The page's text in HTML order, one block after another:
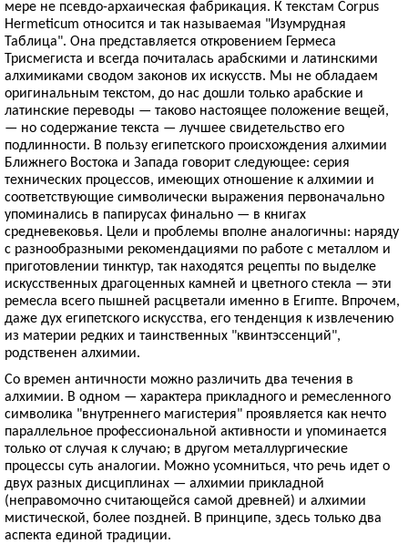
мере не псевдо-архаическая фабрикация. К текстам Corpus
Hermeticum относится и так называемая "Изумрудная
Таблица". Она представляется откровением Гермеса
Трисмегиста и всегда почиталась арабскими и латинскими
алхимиками сводом законов их искусств. Мы не обладаем
оригинальным текстом, до нас дошли только арабские и
латинские переводы — таково настоящее положение вещей,
— но содержание текста — лучшее свидетельство его
подлинности. В пользу египетского происхождения алхимии
Ближнего Востока и Запада говорит следующее: серия
технических процессов, имеющих отношение к алхимии и
соответствующие символически выражения первоначально
упоминались в папирусах финально — в книгах
средневековья. Цели и проблемы вполне аналогичны: наряду
с разнообразными рекомендациями по работе с металлом и
приготовлении тинктур, так находятся рецепты по выделке
искусственных драгоценных камней и цветного стекла — эти
ремесла всего пышней расцветали именно в Египте. Впрочем,
даже дух египетского искусства, его тенденция к извлечению
из материи редких и таинственных "квинтэссенций",
родственен алхимии.
Со времен античности можно различить два течения в
алхимии. В одном — характера прикладного и ремесленного
символика "внутреннего магистерия" проявляется как нечто
параллельное профессиональной активности и упоминается
только от случая к случаю; в другом металлургические
процессы суть аналогии. Можно усомниться, что речь идет о
двух разных дисциплинах — алхимии прикладной
(неправомочно считающейся самой древней) и алхимии
мистической, более поздней. В принципе, здесь только два
аспекта единой традиции.